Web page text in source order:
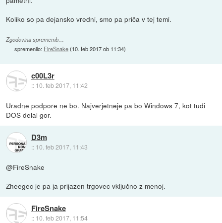
Koliko so pa dejansko vredni, smo pa priča v tej temi.
Zgodovina sprememb…
spremenilo: FireSnake(10. feb 2017 ob 11:34)
c00L3r
:: 10. feb 2017, 11:42
Uradne podpore ne bo. Najverjetneje pa bo Windows 7, kot tudi
DOS delal gor.
D3m
:: 10. feb 2017, 11:43
@FireSnake
Zheegec je pa ja prijazen trgovec vključno z menoj.
FireSnake
:: 10. feb 2017, 11:54